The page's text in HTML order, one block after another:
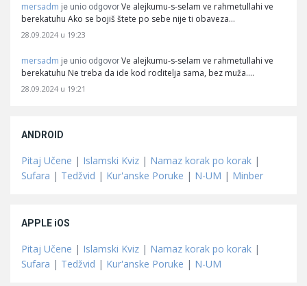
mersadm je unio odgovor Ve alejkumu-s-selam ve rahmetullahi ve
berekatuhu Ako se bojiš štete po sebe nije ti obaveza…
28.09.2024 u 19:23
mersadm je unio odgovor Ve alejkumu-s-selam ve rahmetullahi ve
berekatuhu Ne treba da ide kod roditelja sama, bez muža.…
28.09.2024 u 19:21
ANDROID
Pitaj Učene | Islamski Kviz | Namaz korak po korak |
Sufara | Tedžvid | Kur'anske Poruke | N-UM | Minber
APPLE iOS
Pitaj Učene | Islamski Kviz | Namaz korak po korak |
Sufara | Tedžvid | Kur'anske Poruke | N-UM